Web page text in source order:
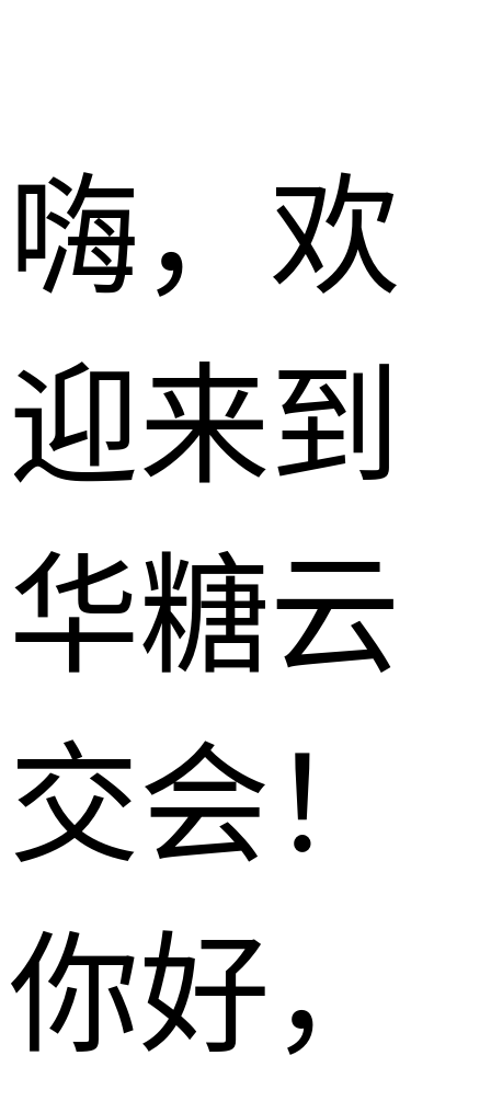
嗨，欢
迎来到
华糖云
交会！
你好，